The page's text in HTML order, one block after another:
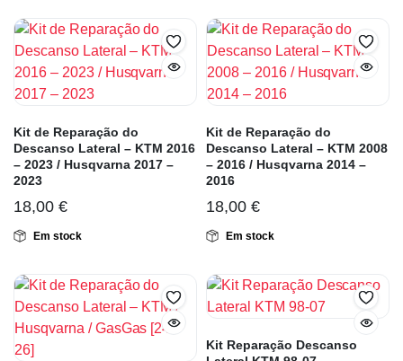
Kit de Reparação do
Descanso Lateral – KTM 2016
– 2023 / Husqvarna 2017 –
2023
18,00 €
Em stock
Kit de Reparação do
Descanso Lateral – KTM 2008
– 2016 / Husqvarna 2014 –
2016
18,00 €
Em stock
Kit Reparação Descanso